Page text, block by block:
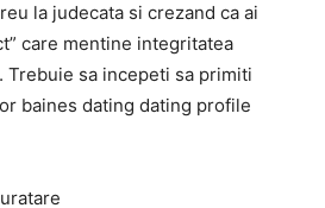
la judecata si crezand ca ai
care mentine integritatea
Trebuie sa incepeti sa primiti
baines dating dating profile